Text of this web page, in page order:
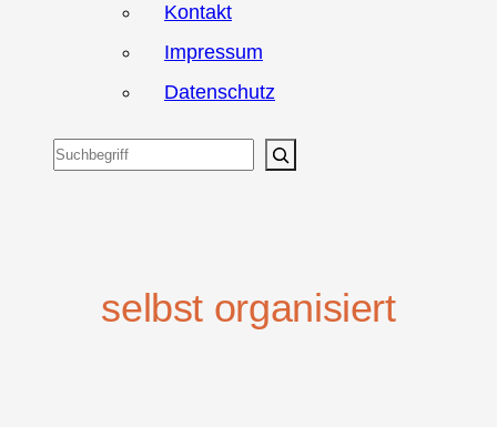
Kontakt
Impressum
Datenschutz
Suchen
selbst organisiert